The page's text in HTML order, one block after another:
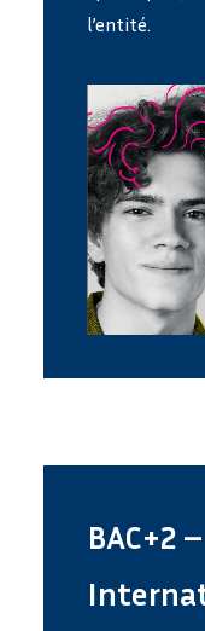
l’entité.
BAC+2